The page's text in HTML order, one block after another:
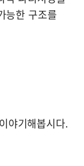
능한 구조를
야기해봅시다.